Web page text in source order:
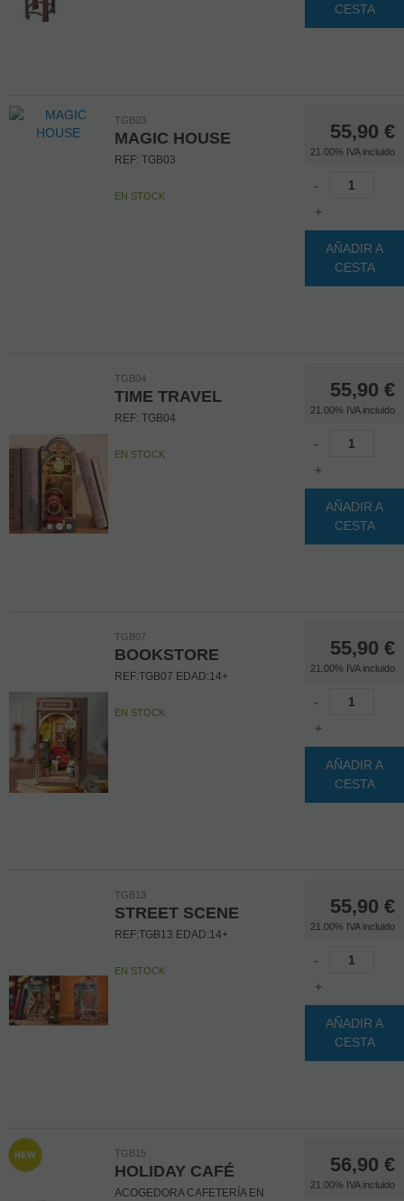
CESTA
TGB03
MAGIC HOUSE
REF: TGB03
EN STOCK
55,90 €
21.00% IVA incluido
-
+
AÑADIR A
CESTA
TGB04
TIME TRAVEL
REF: TGB04
EN STOCK
55,90 €
21.00% IVA incluido
-
+
AÑADIR A
CESTA
TGB07
BOOKSTORE
REF:TGB07 EDAD:14+
EN STOCK
55,90 €
21.00% IVA incluido
-
+
AÑADIR A
CESTA
TGB13
STREET SCENE
REF:TGB13 EDAD:14+
EN STOCK
55,90 €
21.00% IVA incluido
-
+
AÑADIR A
CESTA
TGB15
HOLIDAY CAFÉ
ACOGEDORA CAFETERÍA EN
56,90 €
21.00% IVA incluido